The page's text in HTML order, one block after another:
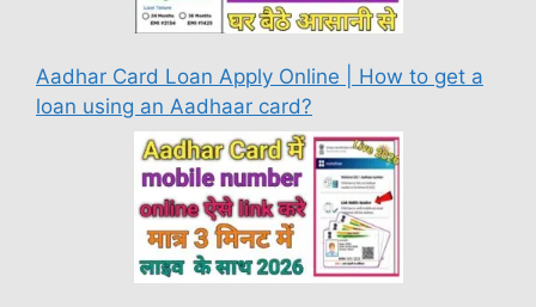
Aadhar Card Loan Apply Online | How to get a
loan using an Aadhaar card?